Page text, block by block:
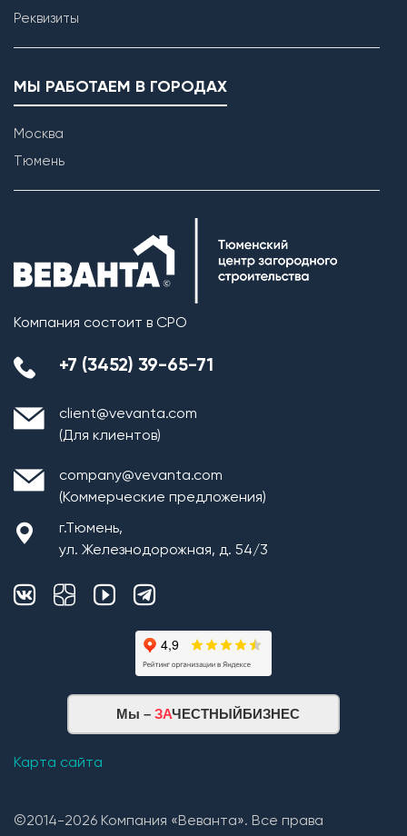
Реквизиты
МЫ РАБОТАЕМ В ГОРОДАХ
Москва
Тюмень
Компания состоит в СРО
+7 (3452) 39-65-71
client@vevanta.com
(Для клиентов)
company@vevanta.com
(Коммерческие предложения)
г.Тюмень,
ул. Железнодорожная, д. 54/3
Мы – ЗАЧЕСТНЫЙБИЗНЕС
Карта сайта
©2014-2026 Компания «Веванта». Все права